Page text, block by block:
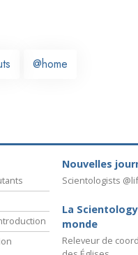
@home
Nouvelles
Scientologists
La
monde
Releveur de